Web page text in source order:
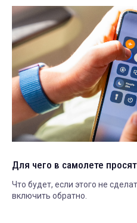
Для чего в самолете
Что будет, если этого не
включить обратно.